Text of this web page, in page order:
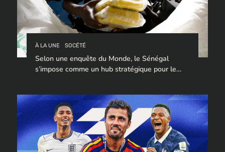
À LA UNE SOCÉTÉ
Selon une enquête du Monde, le Sénégal
s’impose comme un hub stratégique pour le